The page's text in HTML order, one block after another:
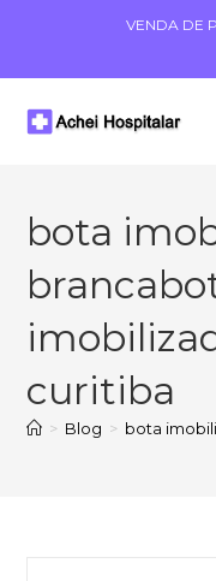
VENDA DE
bota
curitiba
> Blog > bota